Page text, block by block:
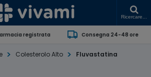
Ricercare...
registrata Consegna 24-48 ore
Colesterolo Alto Fluvastatina